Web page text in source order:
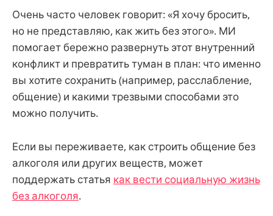
Очень часто человек говорит: «Я хочу бросить,
но не представляю, как жить без этого». МИ
помогает бережно развернуть этот внутренний
конфликт и превратить туман в план: что именно
вы хотите сохранить (например, расслабление,
общение) и какими трезвыми способами это
можно получить.
Если вы переживаете, как строить общение без
алкоголя или других веществ, может
поддержать статья как вести социальную жизнь
без алкоголя.